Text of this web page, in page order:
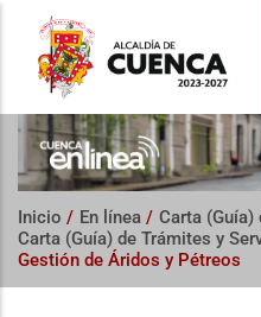
contenido
principal
Inicio / En línea / Carta (Guía)
Carta (Guía) de Trámites y
Gestión de Áridos y Pétreos